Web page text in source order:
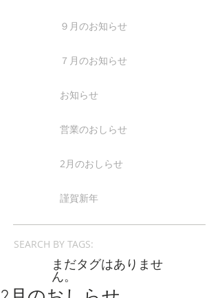
SEARCH BY TAGS:
まだタグはありませ
ん。
９月のお知らせ
７月のお知らせ
お知らせ
営業のおしらせ
2月のおしらせ
謹賀新年